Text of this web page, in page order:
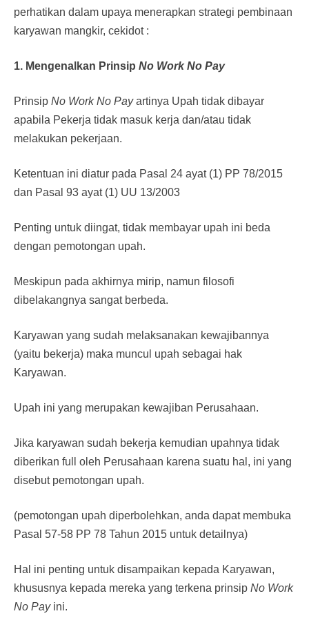
perhatikan dalam upaya menerapkan strategi pembinaan
karyawan mangkir, cekidot :
1. Mengenalkan Prinsip No Work No Pay
Prinsip No Work No Payartinya Upah tidak dibayar
apabila Pekerja tidak masuk kerja dan/atau tidak
melakukan pekerjaan.
Ketentuan ini diatur pada Pasal 24 ayat (1) PP 78/2015
dan Pasal 93 ayat (1) UU 13/2003
Penting untuk diingat, tidak membayar upah ini beda
dengan pemotongan upah.
Meskipun pada akhirnya mirip, namun filosofi
dibelakangnya sangat berbeda.
Karyawan yang sudah melaksanakan kewajibannya
(yaitu bekerja) maka muncul upah sebagai hak
Karyawan.
Upah ini yang merupakan kewajiban Perusahaan.
Jika karyawan sudah bekerja kemudian upahnya tidak
diberikan full oleh Perusahaan karena suatu hal, ini yang
disebut pemotongan upah.
(pemotongan upah diperbolehkan, anda dapat membuka
Pasal 57-58 PP 78 Tahun 2015 untuk detailnya)
Hal ini penting untuk disampaikan kepada Karyawan,
khususnya kepada mereka yang terkena prinsip No Work
No Payini.